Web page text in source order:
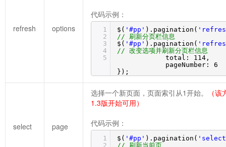
refresh options
代码示例：
1
2
3
4
5
$( '#pp' ).pagination(
// 刷新分页栏信息
$( '#pp' ).pagination(
// 改变选项并刷新分页栏信息
total: 114,
pageNumber: 6
});
select page
选择一个新页面，页面索引从1开始。
（
1.3版开始可用）
代码示例：
1
2
$( '#pp' ).pagination(
// 刷新当前页